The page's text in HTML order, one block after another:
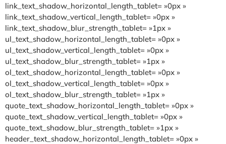
link_text_shadow_horizontal_length_tablet= »0px »
link_text_shadow_vertical_length_tablet= »0px »
link_text_shadow_blur_strength_tablet= »1px »
ul_text_shadow_horizontal_length_tablet= »0px »
ul_text_shadow_vertical_length_tablet= »0px »
ul_text_shadow_blur_strength_tablet= »1px »
ol_text_shadow_horizontal_length_tablet= »0px »
ol_text_shadow_vertical_length_tablet= »0px »
ol_text_shadow_blur_strength_tablet= »1px »
quote_text_shadow_horizontal_length_tablet= »0px »
quote_text_shadow_vertical_length_tablet= »0px »
quote_text_shadow_blur_strength_tablet= »1px »
header_text_shadow_horizontal_length_tablet= »0px »